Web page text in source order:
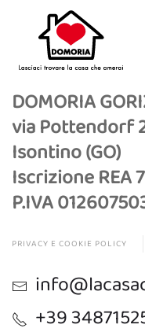
DOMORIA
via Pottendorf
Isontino (GO)
Iscrizione REA
P.IVA
PRIVACY E COOKIE POLICY
+39